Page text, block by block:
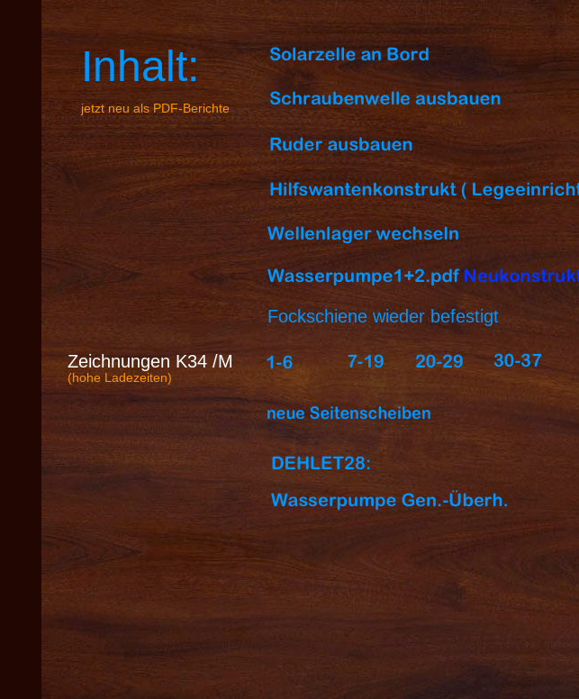
Inhalt:
jetzt neu als PDF-Berichte
Fockschiene wieder befestigt
Zeichnungen K34 /M
(hohe Ladezeiten)